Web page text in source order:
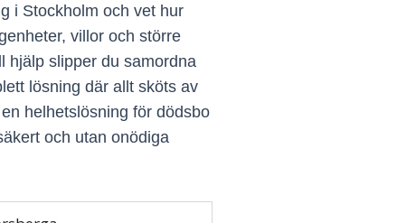
i Stockholm och vet hur
villor och större
hjälp slipper du samordna
lösning där allt sköts av
helhetslösning för dödsbo
och utan onödiga